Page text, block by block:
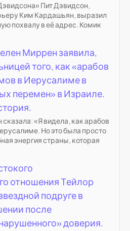
Пит Дэвидсон,
Ким Кардашьян, выразил
похвалу в её адрес. Комик
Миррен заявила,
того, как «арабов
в Иерусалиме в
перемен» в Израиле.
«Я видела, как арабов
Но это была просто
энергия страны, которая
отношения Тейлор
подруге в
после
доверия.